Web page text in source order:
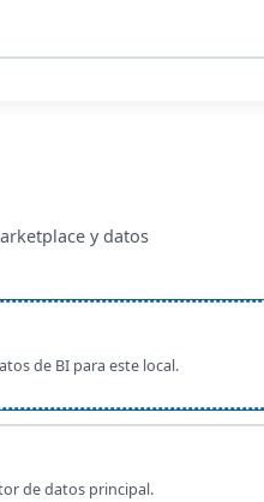
y datos
de BI para este local.
de datos principal.